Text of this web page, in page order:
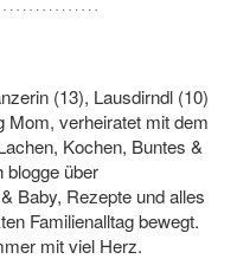
(13), Lausdirndl (10)
Mom, verheiratet mit dem
Kochen, Buntes &
blogge über
Baby, Rezepte und alles
Familienalltag bewegt.
mit viel Herz.